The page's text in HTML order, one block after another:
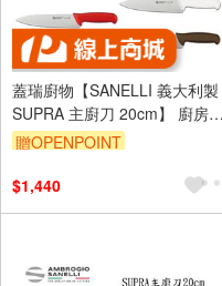
蓋瑞廚物【SANELLI 義大利製
SUPRA 主廚刀 20cm】 廚房刀
調理刀 廚刀 主廚刀 西式主廚刀
贈OPENPOINT
$1,440